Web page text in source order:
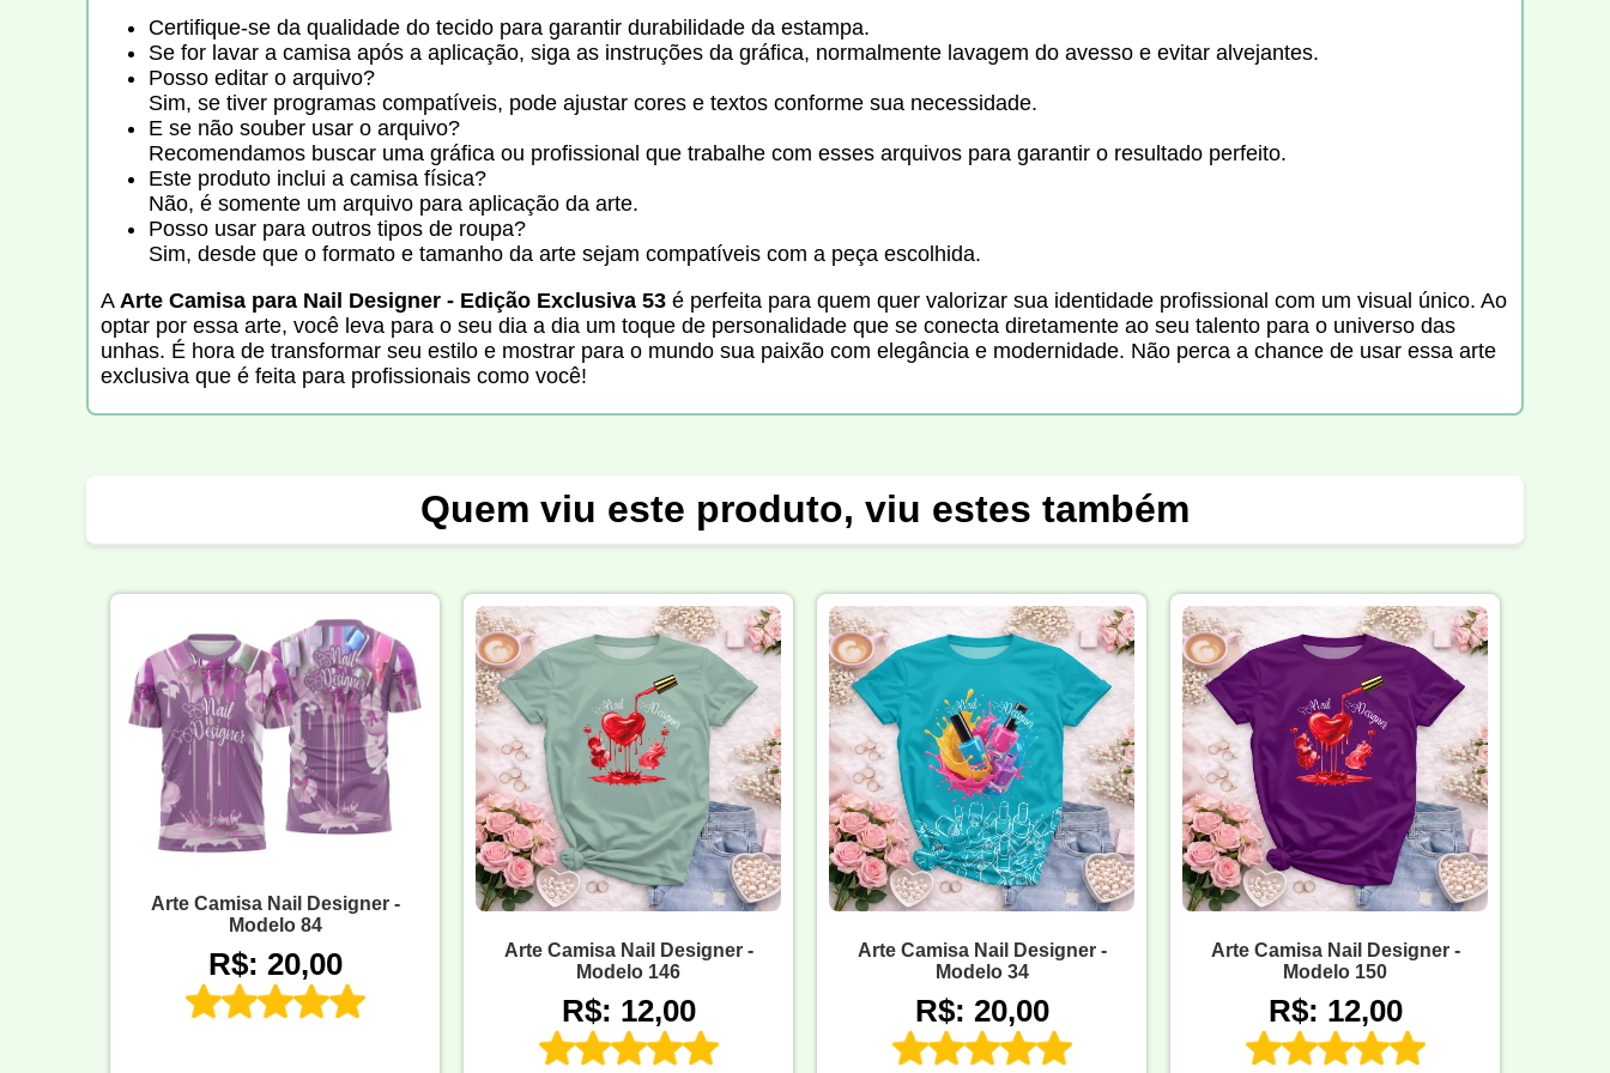
Certifique-se da qualidade do tecido para garantir durabilidade da estampa.
Se for lavar a camisa após a aplicação, siga as instruções da gráfica, normalmente lavagem do avesso e evitar alvejantes.
Posso editar o arquivo?
Sim, se tiver programas compatíveis, pode ajustar cores e textos conforme sua necessidade.
E se não souber usar o arquivo?
Recomendamos buscar uma gráfica ou profissional que trabalhe com esses arquivos para garantir o resultado perfeito.
Este produto inclui a camisa física?
Não, é somente um arquivo para aplicação da arte.
Posso usar para outros tipos de roupa?
Sim, desde que o formato e tamanho da arte sejam compatíveis com a peça escolhida.
A Arte Camisa para Nail Designer - Edição Exclusiva 53 é perfeita para quem quer valorizar sua identidade profissional com um visual único. Ao
optar por essa arte, você leva para o seu dia a dia um toque de personalidade que se conecta diretamente ao seu talento para o universo das
unhas. É hora de transformar seu estilo e mostrar para o mundo sua paixão com elegância e modernidade. Não perca a chance de usar essa arte
exclusiva que é feita para profissionais como você!
Quem viu este produto, viu estes também
Arte Camisa Nail Designer -
Modelo 84
R$: 20,00
Arte Camisa Nail Designer -
Modelo 146
R$: 12,00
Arte Camisa Nail Designer -
Modelo 34
R$: 20,00
Arte Camisa Nail Designer -
Modelo 150
R$: 12,00